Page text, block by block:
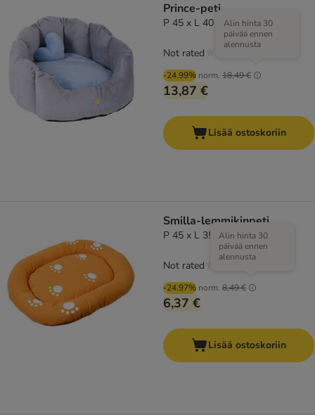
Prince-peti
P 45 x L 40 x K 30 cm
-24.99% norm. 18,49 €
Alin hinta 30
päivää ennen
alennusta
13,87 €
Not rated
Lisää ostoskoriin
Smilla-lemmikinpeti
P 45 x L 35 cm
-24.97% norm. 8,49 €
Alin hinta 30
päivää ennen
alennusta
6,37 €
Not rated
Lisää ostoskoriin